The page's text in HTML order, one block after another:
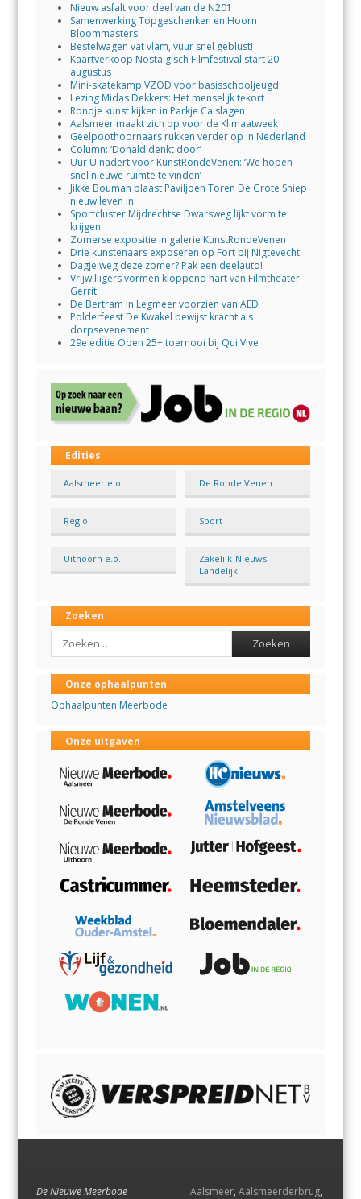
Nieuw asfalt voor deel van de N201
Samenwerking Topgeschenken en Hoorn
Bloommasters
Bestelwagen vat vlam, vuur snel geblust!
Kaartverkoop Nostalgisch Filmfestival start 20
augustus
Mini-skatekamp VZOD voor basisschooljeugd
Lezing Midas Dekkers: Het menselijk tekort
Rondje kunst kijken in Parkje Calslagen
Aalsmeer maakt zich op voor de Klimaatweek
Geelpoothoornaars rukken verder op in Nederland
Column: ‘Donald denkt door’
Uur U nadert voor KunstRondeVenen: ‘We hopen
snel nieuwe ruimte te vinden’
Jikke Bouman blaast Paviljoen Toren De Grote Sniep
nieuw leven in
Sportcluster Mijdrechtse Dwarsweg lijkt vorm te
krijgen
Zomerse expositie in galerie KunstRondeVenen
Drie kunstenaars exposeren op Fort bij Nigtevecht
Dagje weg deze zomer? Pak een deelauto!
Vrijwilligers vormen kloppend hart van Filmtheater
Gerrit
De Bertram in Legmeer voorzien van AED
Polderfeest De Kwakel bewijst kracht als
dorpsevenement
29e editie Open 25+ toernooi bij Qui Vive
Edities
Aalsmeer e.o. De Ronde Venen
Regio Sport
Uithoorn e.o.
Zakelijk-Nieuws-
Landelijk
Zoeken
Search
Onze ophaalpunten
Ophaalpunten Meerbode
Onze uitgaven
De Nieuwe Meerbode
Aalsmeer, Aalsmeerderbrug,